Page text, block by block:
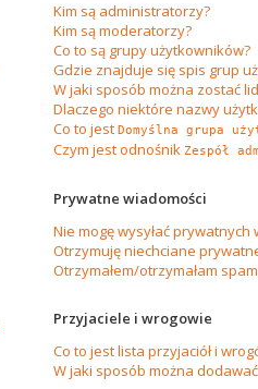
Kim są administratorzy?
Kim są moderatorzy?
Co to są grupy użytkowników?
Gdzie znajduje się spis grup
W jaki sposób można zostać
Dlaczego niektóre nazwy
Co to jest Domyślna grupa
Czym jest odnośnik Zespół
Prywatne wiadomości
Nie mogę wysyłać prywatnych
Otrzymuję niechciane
Otrzymałem/otrzymałam
Przyjaciele i wrogowie
Co to jest lista przyjaciół i
W jaki sposób można